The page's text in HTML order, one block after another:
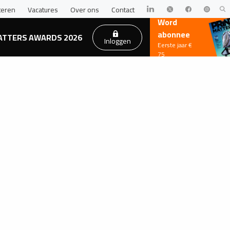
Vacatures Over ons Contact
AWARDS 2026 Inloggen
Word
abonnee
Eerste jaar €
75